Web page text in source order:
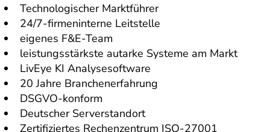
Technologischer Marktführer
24/7-firmeninterne Leitstelle
eigenes F&E-Team
leistungsstärkste autarke Systeme am Markt
LivEye KI Analysesoftware
20 Jahre Branchenerfahrung
DSGVO-konform
Deutscher Serverstandort
Zertifiziertes Rechenzentrum ISO-27001